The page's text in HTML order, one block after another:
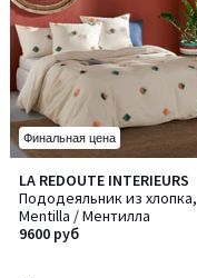
Финальная цена
LA REDOUTE INTERIEURS
Пододеяльник из хлопка,
Mentilla / Ментилла
9600 руб
4,6
/ 5